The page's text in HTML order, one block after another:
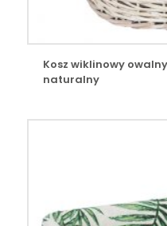
Kosz wiklinowy
naturalny